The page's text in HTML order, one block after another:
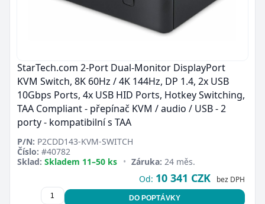
StarTech.com 2-Port Dual-Monitor DisplayPort
KVM Switch, 8K 60Hz / 4K 144Hz, DP 1.4, 2x USB
10Gbps Ports, 4x USB HID Ports, Hotkey Switching,
TAA Compliant - přepínač KVM / audio / USB - 2
porty - kompatibilní s TAA
P/N: P2CDD143-KVM-SWITCH
Číslo: #40782
Sklad: Skladem 11–50 ks • Záruka: 24 měs.
Od: 10 341 CZK bez DPH
DO POPTÁVKY